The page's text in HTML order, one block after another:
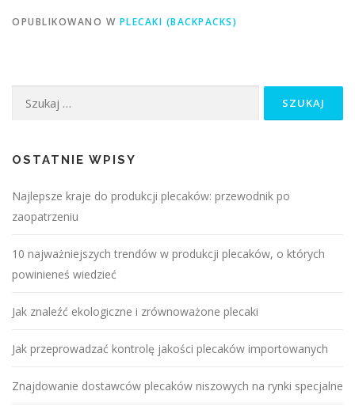
OPUBLIKOWANO W PLECAKI (BACKPACKS)
Szukaj:
OSTATNIE WPISY
Najlepsze kraje do produkcji plecaków: przewodnik po
zaopatrzeniu
10 najważniejszych trendów w produkcji plecaków, o których
powinieneś wiedzieć
Jak znaleźć ekologiczne i zrównoważone plecaki
Jak przeprowadzać kontrolę jakości plecaków importowanych
Znajdowanie dostawców plecaków niszowych na rynki specjalne